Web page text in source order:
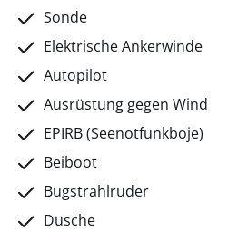
Sonde
Elektrische Ankerwinde
Autopilot
Ausrüstung gegen Wind
EPIRB (Seenotfunkboje)
Beiboot
Bugstrahlruder
Dusche